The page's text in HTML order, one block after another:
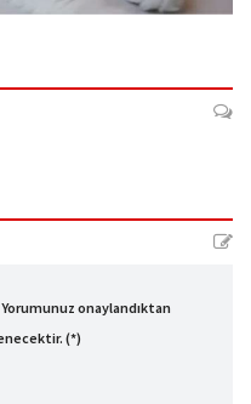
onaylandıktan
(*)